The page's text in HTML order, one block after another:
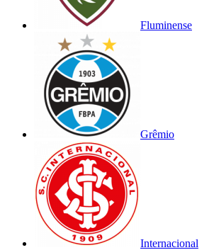
Fluminense
Grêmio
Internacional